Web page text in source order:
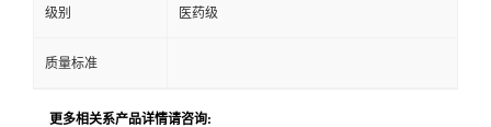
级别 医药级
质量标准
更多相关系产品详情请咨询: